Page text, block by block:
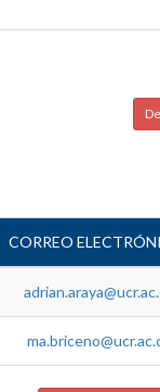
CORREO